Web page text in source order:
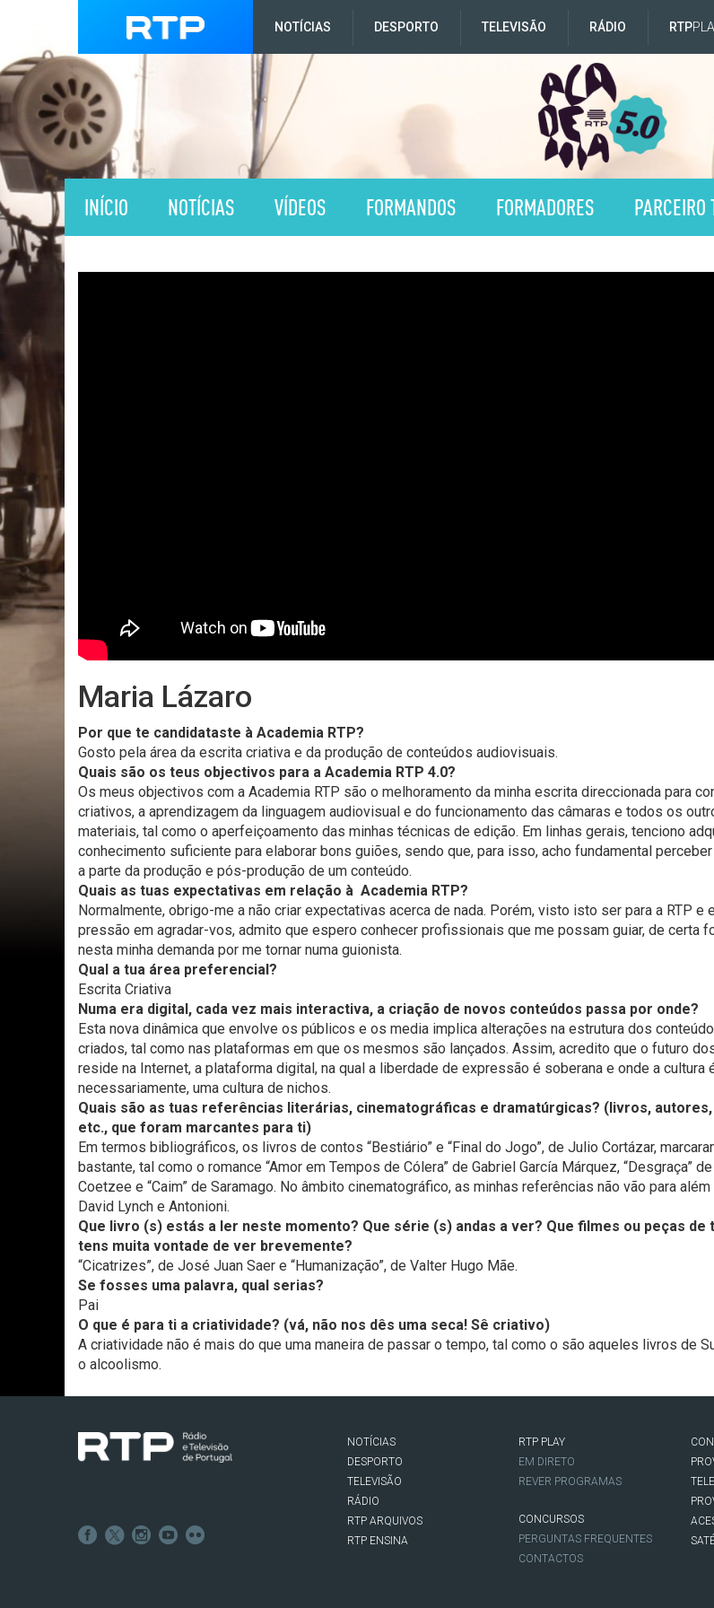
NOTÍCIAS DESPORTO TELEVISÃO RÁDIO RTP
INÍCIO NOTÍCIAS VÍDEOS FORMANDOS FORMADORES PARCEIRO
Maria Lázaro
Por que te candidataste à Academia RTP?
Gosto pela área da escrita criativa e da produção de conteúdos audiovisuais.
Quais são os teus objectivos para a Academia RTP 4.0?
Os meus objectivos com a Academia RTP são o melhoramento da minha escrita direccionada para
criativos, a aprendizagem da linguagem audiovisual e do funcionamento das câmaras e todos os
materiais, tal como o aperfeiçoamento das minhas técnicas de edição. Em linhas gerais, tenciono
conhecimento suficiente para elaborar bons guiões, sendo que, para isso, acho fundamental
a parte da produção e pós-produção de um conteúdo.
Quais as tuas expectativas em relação à Academia RTP?
Normalmente, obrigo-me a não criar expectativas acerca de nada. Porém, visto isto ser para a RTP e
pressão em agradar-vos, admito que espero conhecer profissionais que me possam guiar, de certa
nesta minha demanda por me tornar numa guionista.
Qual a tua área preferencial?
Escrita Criativa
Numa era digital, cada vez mais interactiva, a criação de novos conteúdos passa por onde?
Esta nova dinâmica que envolve os públicos e os media implica alterações na estrutura dos
criados, tal como nas plataformas em que os mesmos são lançados. Assim, acredito que o futuro
reside na Internet, a plataforma digital, na qual a liberdade de expressão é soberana e onde a cultura
necessariamente, uma cultura de nichos.
Quais são as tuas referências literárias, cinematográficas e dramatúrgicas? (livros,
etc., que foram marcantes para ti)
Em termos bibliográficos, os livros de contos “Bestiário” e “Final do Jogo”, de Julio Cortázar,
bastante, tal como o romance “Amor em Tempos de Cólera” de Gabriel García Márquez, “Desgraça” de
Coetzee e “Caim” de Saramago. No âmbito cinematográfico, as minhas referências não vão para além
David Lynch e Antonioni.
Que livro (s) estás a ler neste momento? Que série (s) andas a ver? Que filmes ou peças de
tens muita vontade de ver brevemente?
“Cicatrizes”, de José Juan Saer e “Humanização”, de Valter Hugo Mãe.
Se fosses uma palavra, qual serias?
Pai
O que é para ti a criatividade? (vá, não nos dês uma seca! Sê criativo)
A criatividade não é mais do que uma maneira de passar o tempo, tal como o são aqueles livros de
o alcoolismo.
NOTÍCIAS
DESPORTO
TELEVISÃO
RÁDIO
RTP ARQUIVOS
RTP ENSINA
RTP PLAY
EM DIRETO
REVER PROGRAMAS
CONCURSOS
PERGUNTAS FREQUENTES
CONTACTOS